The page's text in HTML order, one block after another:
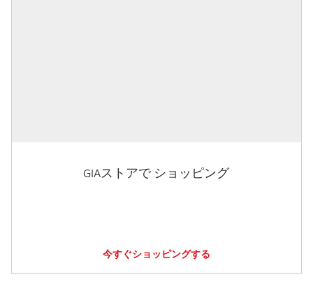
GIAストアで ショッピング
今すぐショッピングする